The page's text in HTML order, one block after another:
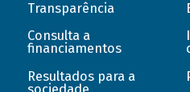
Transparência
Consulta a
financiamentos
Resultados para a
sociedade